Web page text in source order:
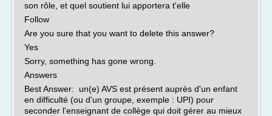
son rôle, et quel soutient lui apportera t'elle
Follow
Are you sure that you want to delete this answer?
Yes
Sorry, something has gone wrong.
Answers
Best Answer: un(e) AVS est présent auprès d'un enfant
en difficulté (ou d'un groupe, exemple : UPI) pour
seconder l'enseignant de collège qui doit gérer au mieux